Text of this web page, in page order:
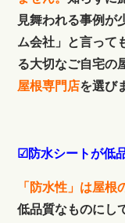
見舞われる事例が
ム会社」と言って
る大切なご自宅の
屋根専門店を選び
☑防水シートが低
「防水性」は屋根
低品質なものにし